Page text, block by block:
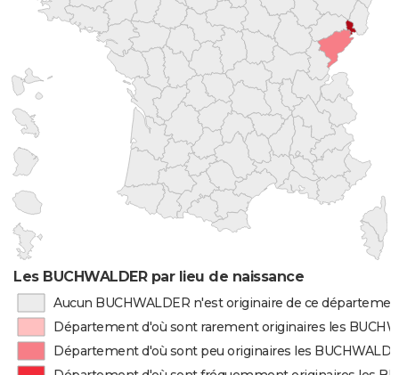
Les BUCHWALDER par lieu de naissance
Aucun BUCHWALDER n'est originaire de ce
Département d'où sont rarement originaires les
Département d'où sont peu originaires les